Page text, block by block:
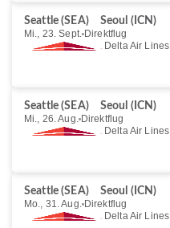
Seattle (SEA)
Seoul (ICN)
Mi., 23. Sept. Direktflug
Delta Air Lines
Seattle (SEA)
Seoul (ICN)
Mi., 26. Aug. Direktflug
Delta Air Lines
Seattle (SEA)
Seoul (ICN)
Mo., 31. Aug. Direktflug
Delta Air Lines